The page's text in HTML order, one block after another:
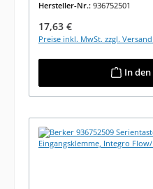
Hersteller-Nr.: 936752501
Regulärer Preis:
17,63 €
Preise inkl. MwSt. zzgl.
In